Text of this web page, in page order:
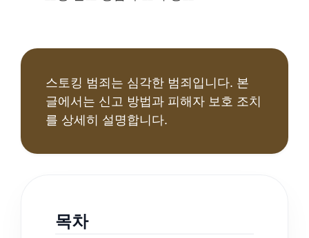
스토킹 범죄는 심각한 범죄입니다. 본
글에서는 신고 방법과 피해자 보호 조치
를 상세히 설명합니다.
목차